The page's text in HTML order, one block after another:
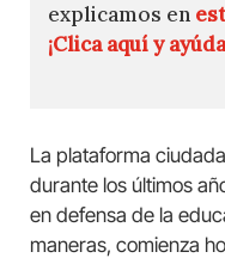
explicamos en
¡Clica aquí y
La plataforma
durante los últimos
en defensa de la
maneras, comienza